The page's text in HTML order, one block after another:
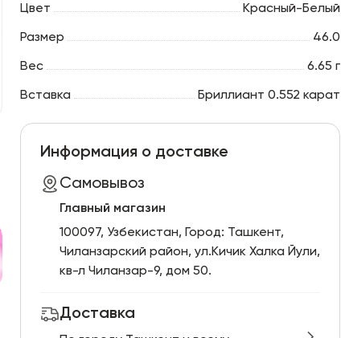
Цвет Красный-Белый
Размер 46.0
Вес 6.65 г
Вставка Бриллиант 0.552 карат
Информация о доставке
Самовывоз
Главный магазин
100097, Узбекистан, Город: Ташкент,
Чиланзарский pайон, ул.Кичик Халка Йули,
кв-л Чиланзар-9, дом 50.
Доставка